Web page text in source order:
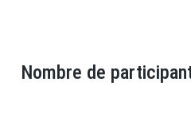
Nombre de